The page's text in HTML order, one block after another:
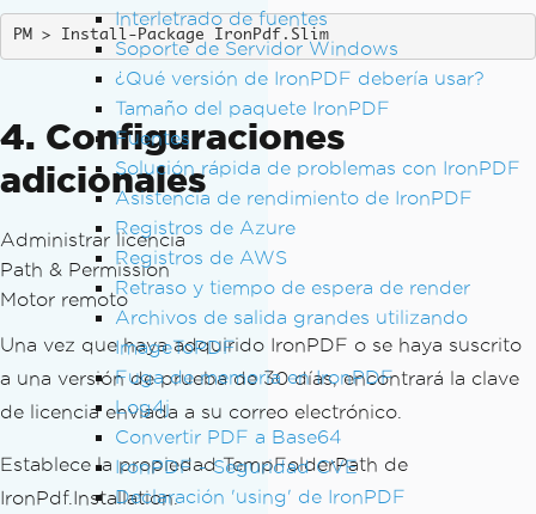
Interletrado de fuentes
Soporte de Servidor Windows
¿Qué versión de IronPDF debería usar?
Tamaño del paquete IronPDF
Fuentes
Solución rápida de problemas con IronPDF
Asistencia de rendimiento de IronPDF
Registros de Azure
Registros de AWS
Retraso y tiempo de espera de render
Archivos de salida grandes utilizando
ImageToPDF
Fuga de memoria en IronPDF
Log4j
Convertir PDF a Base64
IronPDF - Seguridad CVE
Declaración 'using' de IronPDF
Install-Package IronPdf.Slim
4. Configuraciones
adicionales
Administrar licencia
Path & Permission
Motor remoto
Una vez que haya adquirido IronPDF o se haya suscrito
a una versión de prueba de 30 días, encontrará la clave
de licencia enviada a su correo electrónico.
Establece la propiedad TempFolderPath de
IronPdf.Installation.